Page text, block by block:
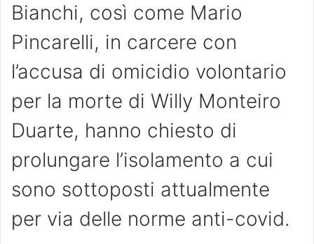
Bianchi, così come Mario
Pincarelli, in carcere con
l’accusa di omicidio volontario
per la morte di Willy Monteiro
Duarte, hanno chiesto di
prolungare l’isolamento a cui
sono sottoposti attualmente
per via delle norme anti-covid.